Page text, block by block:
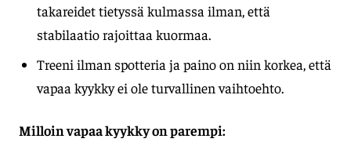
takareidet tietyssä kulmassa ilman, että
stabilaatio rajoittaa kuormaa.
Treeni ilman spotteria ja paino on niin korkea, että
vapaa kyykky ei ole turvallinen vaihtoehto.
Milloin vapaa kyykky on parempi: